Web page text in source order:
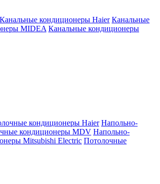
Канальные кондиционеры Haier Канальные
MIDEA Канальные кондиционеры
кондиционеры Haier Напольно-
кондиционеры MDV Напольно-
Mitsubishi Electric Потолочные